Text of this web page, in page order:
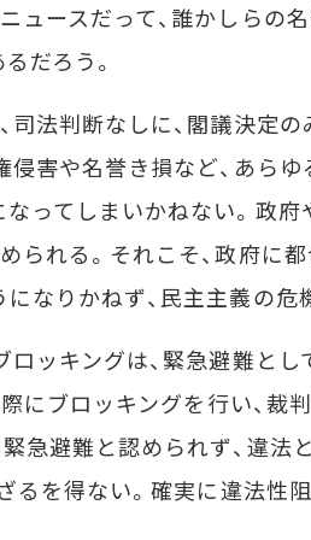
ュースだって、誰かしらの
だろう。
司法判断なしに、閣議決定
侵害や名誉き損など、あらゆ
ってしまいかねない。政府
られる。それこそ、政府に
なりかねず、民主主義の危
ロッキングは、緊急避難と
にブロッキングを行い、裁
急避難と認められず、違法
るを得ない。確実に違法性